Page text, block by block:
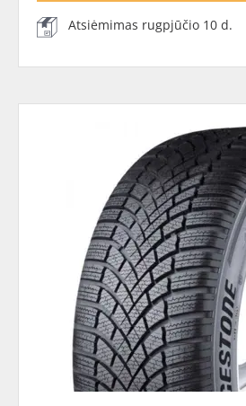
Atsiėmimas rugpjūčio 10 d.